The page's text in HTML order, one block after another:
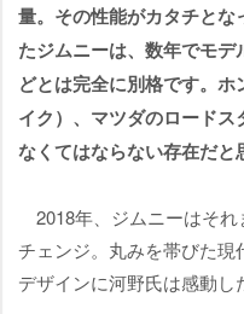
量。その性能がカタチと
たジムニーは、数年でモ
どとは完全に別格です。
イク）、マツダのロードス
なくてはならない存在だと
2018年、ジムニーはそ
チェンジ。丸みを帯びた
デザインに河野氏は感動し